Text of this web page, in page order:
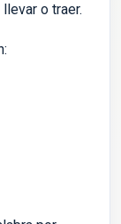
o traer.